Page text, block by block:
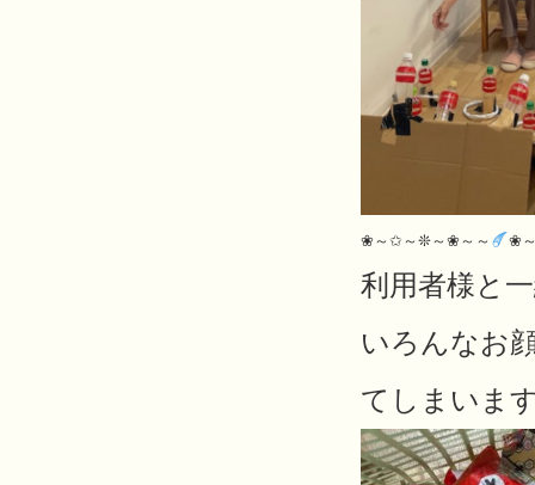
❀～✩～❊～❀～～ ❀
利用者様と
いろんなお
てしまいま